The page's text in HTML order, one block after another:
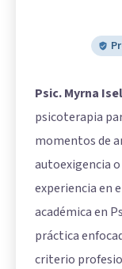
Psic. Myrna
psicoterapia
momentos de
autoexigencia
experiencia en
académica en
práctica
criterio